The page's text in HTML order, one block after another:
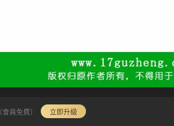
（會員免費）
立即升級